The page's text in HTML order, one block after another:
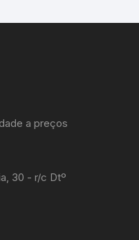
a preços
30 - r/c Dtº